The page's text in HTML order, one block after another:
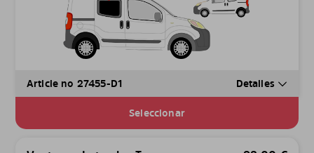
Article no 27455-D1 Detalles
Seleccionar